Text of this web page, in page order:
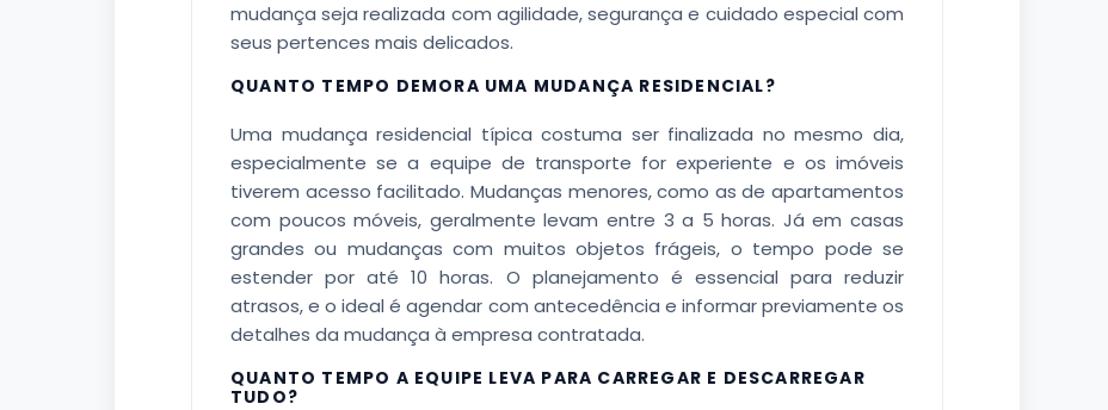
mudança seja realizada com agilidade, segurança e cuidado especial com
seus pertences mais delicados.
QUANTO TEMPO DEMORA UMA MUDANÇA RESIDENCIAL?
Uma mudança residencial típica costuma ser finalizada no mesmo dia,
especialmente se a equipe de transporte for experiente e os imóveis
tiverem acesso facilitado. Mudanças menores, como as de apartamentos
com poucos móveis, geralmente levam entre 3 a 5 horas. Já em casas
grandes ou mudanças com muitos objetos frágeis, o tempo pode se
estender por até 10 horas. O planejamento é essencial para reduzir
atrasos, e o ideal é agendar com antecedência e informar previamente os
detalhes da mudança à empresa contratada.
QUANTO TEMPO A EQUIPE LEVA PARA CARREGAR E DESCARREGAR
TUDO?